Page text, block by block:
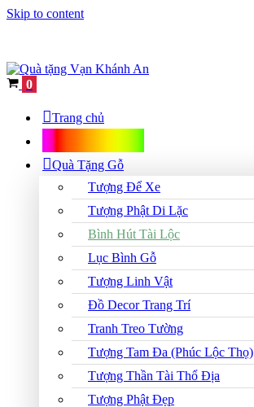
Skip to content
Cart
0
Trang chủ
Quà Tặng Gỗ
Tượng Để Xe
Tượng Phật Di Lặc
Bình Hút Tài Lộc
Lục Bình Gỗ
Tượng Linh Vật
Đồ Decor Trang Trí
Tranh Treo Tường
Tượng Tam Đa (Phúc Lộc Thọ)
Tượng Thần Tài Thổ Địa
Tượng Phật Đẹp